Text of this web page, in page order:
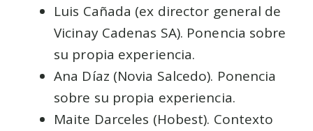
Luis Cañada (ex director general de
Vicinay Cadenas SA). Ponencia sobre
su propia experiencia.
Ana Díaz (Novia Salcedo). Ponencia
sobre su propia experiencia.
Maite Darceles (Hobest). Contexto